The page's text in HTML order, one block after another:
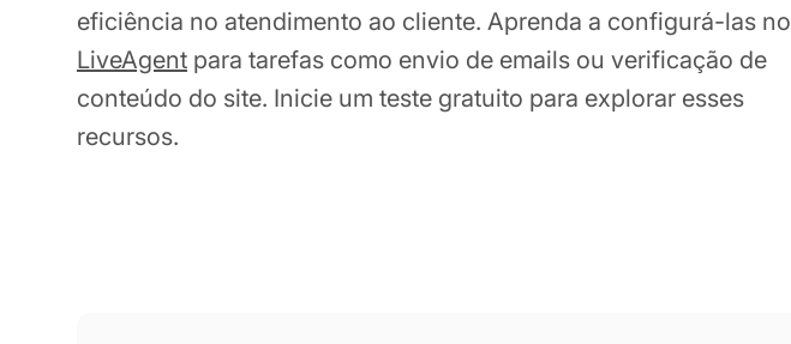
eficiência no atendimento ao cliente. Aprenda a configurá-las no
LiveAgent para tarefas como envio de emails ou verificação de
conteúdo do site. Inicie um teste gratuito para explorar esses
recursos.